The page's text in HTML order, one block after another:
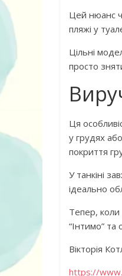
Цей нюанс
пляжі у
Цільні
просто
Ця
у грудях
покриття
У танкіні
ідеально
Тепер, коли
“Інтимо” та
Вікторія
https://